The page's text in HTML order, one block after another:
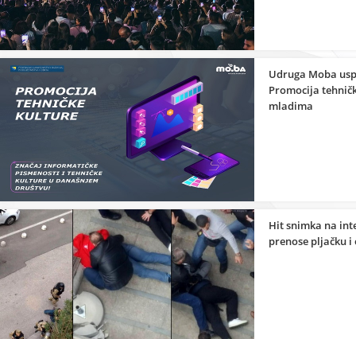
Udruga Moba
Promocija
mladima
Hit snimka na
prenose pljačku